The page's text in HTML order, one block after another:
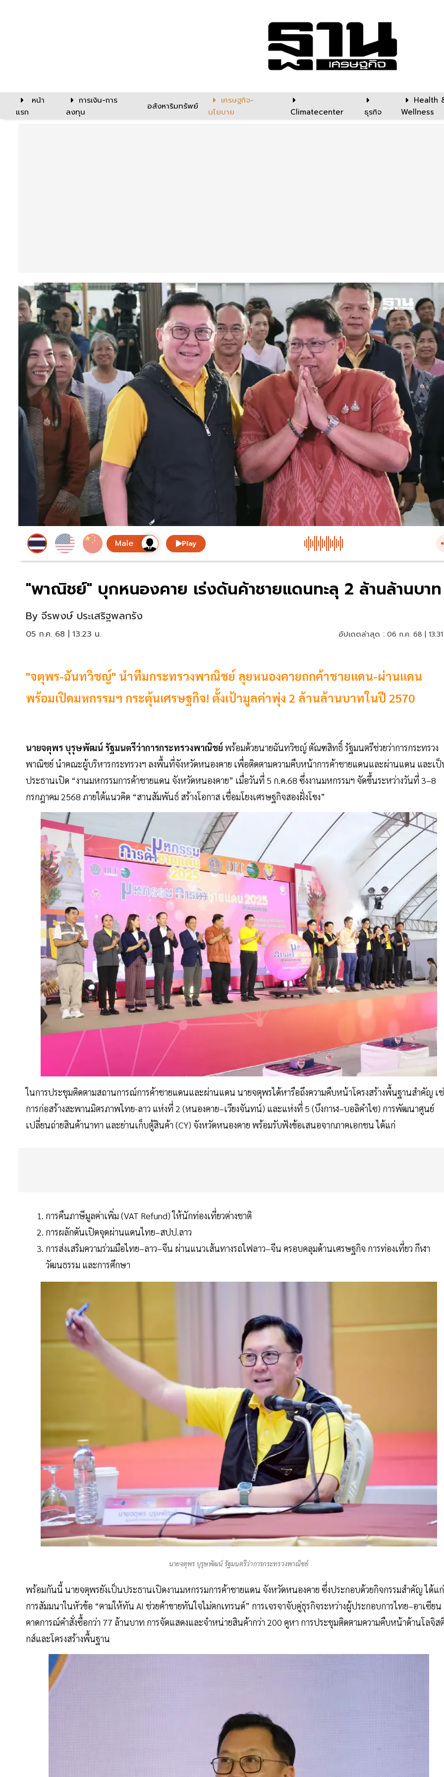
หน้า
แรก
การเงิน-การ
ลงทุน
อสังหาริมทรัพย์
เศรษฐกิจ-
นโยบาย
Climatecenter ธุรกิจ
Health
Wellness
Play
"พาณิชย์" บุกหนองคาย เร่งดันค้าชายแดนทะลุ 2 ล้านล้านบาท
By จีรพงษ์ ประเสริฐพลกรัง
05 ก.ค. 68 | 13:23 น. อัปเดตล่าสุด : 06 ก.ค. 68 |
"จตุพร-ฉันทวิชญ์" นำทีมกระทรวงพาณิชย์ ลุยหนองคายถกค้าชายแดน-ผ่านแดน
พร้อมเปิดมหกรรมฯ กระตุ้นเศรษฐกิจ! ตั้งเป้ามูลค่าพุ่ง 2 ล้านล้านบาทในปี 2570
นายจตุพร บุรุษพัฒน์ รัฐมนตรีว่าการกระทรวงพาณิชย์ พร้อมด้วยนายฉันทวิชญ์ ตัณฑสิทธิ์ รัฐมนตรีช่วยว่าการกระทรวง
พาณิชย์ นำคณะผู้บริหารกระทรวงฯ ลงพื้นที่จังหวัดหนองคาย เพื่อติดตามความคืบหน้าการค้าชายแดนและผ่านแดน และเ
ประธานเปิด “งานมหกรรมการค้าชายแดน จังหวัดหนองคาย” เมื่อวันที่ 5 ก.ค.68 ซึ่งงานมหกรรมฯ จัดขึ้นระหว่างวันที่ 3–8
กรกฎาคม 2568 ภายใต้แนวคิด “สานสัมพันธ์ สร้างโอกาส เชื่อมโยงเศรษฐกิจสองฝั่งโขง”
ในการประชุมติดตามสถานการณ์การค้าชายแดนและผ่านแดน นายจตุพรได้หารือถึงความคืบหน้าโครงสร้างพื้นฐานสำคัญ เ
การก่อสร้างสะพานมิตรภาพไทย-ลาว แห่งที่ 2 (หนองคาย–เวียงจันทน์) และแห่งที่ 5 (บึงกาฬ–บอลิคำไซ) การพัฒนาศูนย์
เปลี่ยนถ่ายสินค้านาทา และย่านเก็บตู้สินค้า (CY) จังหวัดหนองคาย พร้อมรับฟังข้อเสนอจากภาคเอกชน ได้แก่
การคืนภาษีมูลค่าเพิ่ม (VAT Refund) ให้นักท่องเที่ยวต่างชาติ
การผลักดันเปิดจุดผ่านแดนไทย–สปป.ลาว
การส่งเสริมความร่วมมือไทย–ลาว–จีน ผ่านแนวเส้นทางรถไฟลาว–จีน ครอบคลุมด้านเศรษฐกิจ การท่องเที่ยว กีฬา
วัฒนธรรม และการศึกษา
นายจตุพร บุรุษพัฒน์ รัฐมนตรีว่าการกระทรวงพาณิชย์
พร้อมกันนี้ นายจตุพรยังเป็นประธานเปิดงานมหกรรมการค้าชายแดน จังหวัดหนองคาย ซึ่งประกอบด้วยกิจกรรมสำคัญ ได้แก่
การสัมมนาในหัวข้อ “ตามให้ทัน AI ช่วยค้าขายทันใจไม่ตกเทรนด์” การเจรจาจับคู่ธุรกิจระหว่างผู้ประกอบการไทย–อาเซียน
คาดการณ์คำสั่งซื้อกว่า 77 ล้านบาท การจัดแสดงและจำหน่ายสินค้ากว่า 200 คูหา การประชุมติดตามความคืบหน้าด้านโลจิส
กส์และโครงสร้างพื้นฐาน